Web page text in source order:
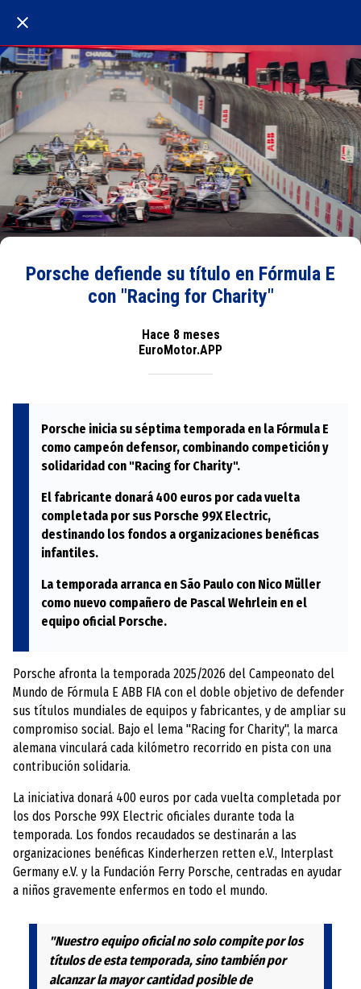
Porsche defiende su título en Fórmula E
con "Racing for Charity"
Hace 8 meses
EuroMotor.APP
Porsche inicia su séptima temporada en la Fórmula E
como campeón defensor, combinando competición y
solidaridad con "Racing for Charity".
El fabricante donará 400 euros por cada vuelta
completada por sus Porsche 99X Electric,
destinando los fondos a organizaciones benéficas
infantiles.
La temporada arranca en São Paulo con Nico Müller
como nuevo compañero de Pascal Wehrlein en el
equipo oficial Porsche.
Porsche afronta la temporada 2025/2026 del Campeonato del
Mundo de Fórmula E ABB FIA con el doble objetivo de defender
sus títulos mundiales de equipos y fabricantes, y de ampliar su
compromiso social. Bajo el lema "Racing for Charity", la marca
alemana vinculará cada kilómetro recorrido en pista con una
contribución solidaria.
La iniciativa donará 400 euros por cada vuelta completada por
los dos Porsche 99X Electric oficiales durante toda la
temporada. Los fondos recaudados se destinarán a las
organizaciones benéficas Kinderherzen retten e.V., Interplast
Germany e.V. y la Fundación Ferry Porsche, centradas en ayudar
a niños gravemente enfermos en todo el mundo.
"Nuestro equipo oficial no solo compite por los
títulos de esta temporada, sino también por
alcanzar la mayor cantidad posible de